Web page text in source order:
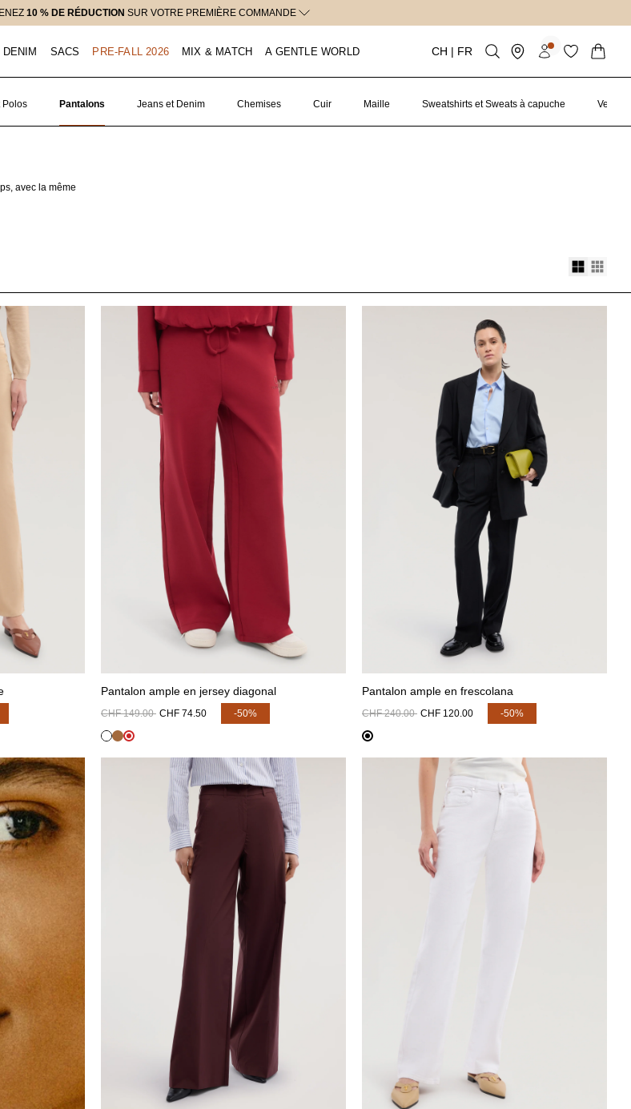
À 30 JOURS POUR LES UTILISATEURS ENREGISTRÉS
DENIM SACS PRE-FALL 2026 MIX & MATCH A GENTLE WORLD Pays/région
CH | Langue
FR
Polos Pantalons Jeans et Denim Chemises Cuir Maille Sweatshirts et Sweats à capuche
avec la même
Pantalon ample en jersey diagonal
CHF 149.00 CHF 74.50 -50%
Pantalon ample en frescolana
CHF 240.00 CHF 120.00 -50%